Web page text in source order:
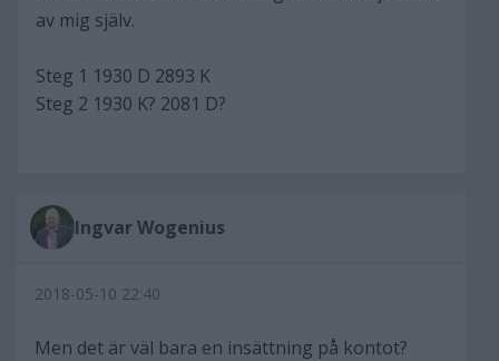
av mig själv.
Steg 1 1930 D 2893 K
Steg 2 1930 K? 2081 D?
Ingvar Wogenius
2018-05-10 22:40
Men det är väl bara en insättning på kontot?